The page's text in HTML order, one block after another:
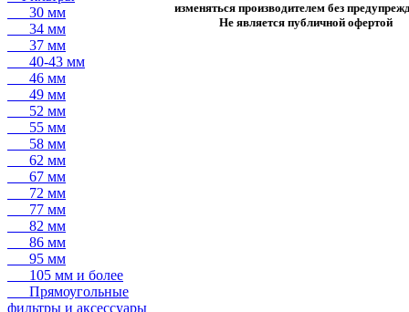
30 мм
34 мм
37 мм
40-43 мм
46 мм
49 мм
52 мм
55 мм
58 мм
62 мм
67 мм
72 мм
77 мм
82 мм
86 мм
95 мм
105 мм и более
Прямоугольные
фильтры и аксессуары
изменяться производителем без
Не является публичной офертой